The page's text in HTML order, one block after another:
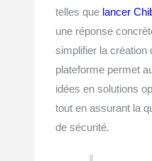
telles que lancer
une réponse
simplifier la création
plateforme permet
idées en solutions
tout en assurant la
de sécurité.